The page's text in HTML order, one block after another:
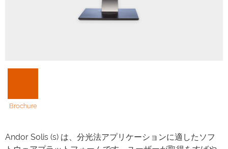
Brochure
Andor Solis (s) は、分光法アプリケーションに適したソフ